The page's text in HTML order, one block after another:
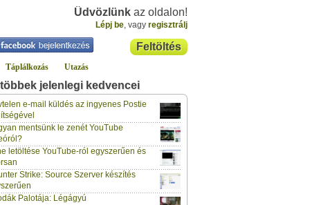
Üdvözlünk az oldalon!
Lépj be, vagy regisztrálj
Feltöltés
Táplálkozás Utazás
jelenlegi kedvencei
e-mail küldés az ingyenes Postie
mentsünk le zenét YouTube
letöltése YouTube-ról egyszerűen és
Strike: Source Szerver készítés
Palotája: Légágyú
órája
gabor733a kedvencei közé tette a(z)
Leopárdgekkó-etetés egyszerű csipesszel
című tippet.
órája
gabor733a kedvencei közé tette a(z)
című tippet.
órája
Hogyan készítsünk fűszeres-paradicsomos
pennét?
gabor733a kedvencei közé tette a(z)